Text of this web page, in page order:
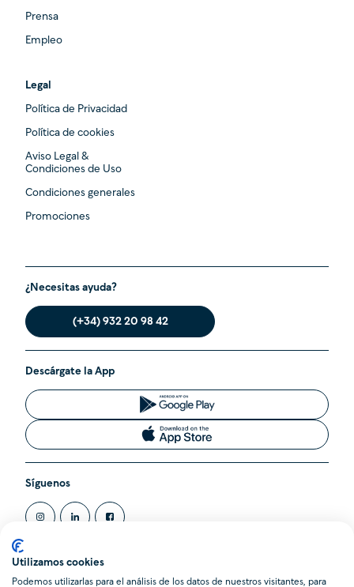
Prensa
Empleo
Legal
Política de Privacidad
Política de cookies
Aviso Legal &
Condiciones de Uso
Condiciones generales
Promociones
¿Necesitas ayuda?
(+34) 932 20 98 42
Descárgate la App
Síguenos
Utilizamos cookies
Podemos utilizarlas para el análisis de los datos de nuestros visitantes, para